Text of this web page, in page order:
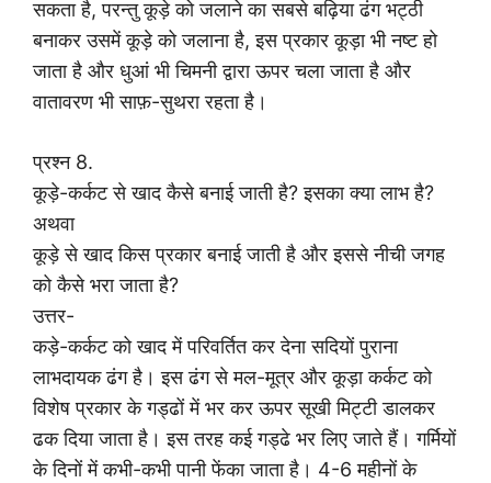
सकता है, परन्तु कूड़े को जलाने का सबसे बढ़िया ढंग भट्ठी
बनाकर उसमें कूड़े को जलाना है, इस प्रकार कूड़ा भी नष्ट हो
जाता है और धुआं भी चिमनी द्वारा ऊपर चला जाता है और
वातावरण भी साफ़-सुथरा रहता है।
प्रश्न 8.
कूड़े-कर्कट से खाद कैसे बनाई जाती है? इसका क्या लाभ है?
अथवा
कूड़े से खाद किस प्रकार बनाई जाती है और इससे नीची जगह
को कैसे भरा जाता है?
उत्तर-
कड़े-कर्कट को खाद में परिवर्तित कर देना सदियों पुराना
लाभदायक ढंग है। इस ढंग से मल-मूत्र और कूड़ा कर्कट को
विशेष प्रकार के गड्ढों में भर कर ऊपर सूखी मिट्टी डालकर
ढक दिया जाता है। इस तरह कई गड्ढे भर लिए जाते हैं। गर्मियों
के दिनों में कभी-कभी पानी फेंका जाता है। 4-6 महीनों के